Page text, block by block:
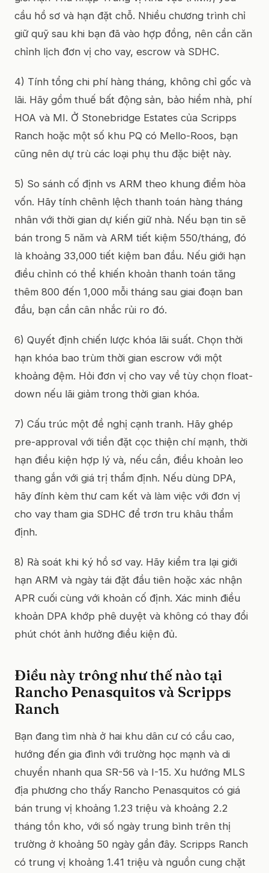
cầu hồ sơ và hạn đặt chỗ. Nhiều chương trình chỉ
giữ quỹ sau khi bạn đã vào hợp đồng, nên cần căn
chỉnh lịch đơn vị cho vay, escrow và SDHC.
4) Tính tổng chi phí hàng tháng, không chỉ gốc và
lãi. Hãy gồm thuế bất động sản, bảo hiểm nhà, phí
HOA và MI. Ở Stonebridge Estates của Scripps
Ranch hoặc một số khu PQ có Mello-Roos, bạn
cũng nên dự trù các loại phụ thu đặc biệt này.
5) So sánh cố định vs ARM theo khung điểm hòa
vốn. Hãy tính chênh lệch thanh toán hàng tháng
nhân với thời gian dự kiến giữ nhà. Nếu bạn tin sẽ
bán trong 5 năm và ARM tiết kiệm 550/tháng, đó
là khoảng 33,000 tiết kiệm ban đầu. Nếu giới hạn
điều chỉnh có thể khiến khoản thanh toán tăng
thêm 800 đến 1,000 mỗi tháng sau giai đoạn ban
đầu, bạn cần cân nhắc rủi ro đó.
6) Quyết định chiến lược khóa lãi suất. Chọn thời
hạn khóa bao trùm thời gian escrow với một
khoảng đệm. Hỏi đơn vị cho vay về tùy chọn float-
down nếu lãi giảm trong thời gian khóa.
7) Cấu trúc một đề nghị cạnh tranh. Hãy ghép
pre-approval với tiền đặt cọc thiện chí mạnh, thời
hạn điều kiện hợp lý và, nếu cần, điều khoản leo
thang gắn với giá trị thẩm định. Nếu dùng DPA,
hãy đính kèm thư cam kết và làm việc với đơn vị
cho vay tham gia SDHC để trơn tru khâu thẩm
định.
8) Rà soát khi ký hồ sơ vay. Hãy kiểm tra lại giới
hạn ARM và ngày tái đặt đầu tiên hoặc xác nhận
APR cuối cùng với khoản cố định. Xác minh điều
khoản DPA khớp phê duyệt và không có thay đổi
phút chót ảnh hưởng điều kiện đủ.
Điều này trông như thế nào tại
Rancho Penasquitos và Scripps
Ranch
Bạn đang tìm nhà ở hai khu dân cư có cầu cao,
hướng đến gia đình với trường học mạnh và di
chuyển nhanh qua SR-56 và I-15. Xu hướng MLS
địa phương cho thấy Rancho Penasquitos có giá
bán trung vị khoảng 1.23 triệu và khoảng 2.2
tháng tồn kho, với số ngày trung bình trên thị
trường ở khoảng 50 ngày gần đây. Scripps Ranch
có trung vị khoảng 1.41 triệu và nguồn cung chặt